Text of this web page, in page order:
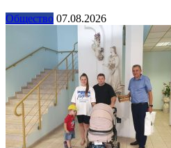
Общество 07.08.2026